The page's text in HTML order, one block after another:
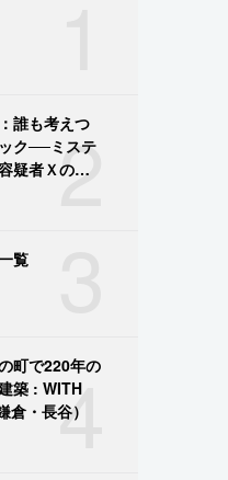
2
誰も考えつ
ク──ミステ
疑者Ｘの献
覧
4
町で220年の
築 : WITH
・長谷）